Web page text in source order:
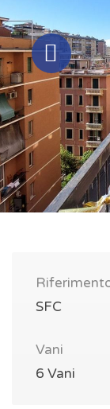
SFC
Vani
6 Vani